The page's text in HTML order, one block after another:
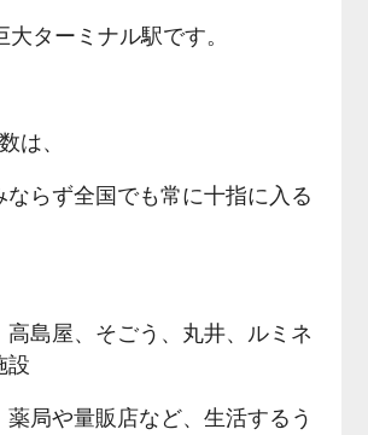
ターミナル駅です。
は、
ならず全国でも常に十指に入る
高島屋、そごう、丸井、ルミネ
設
薬局や量販店など、生活するう